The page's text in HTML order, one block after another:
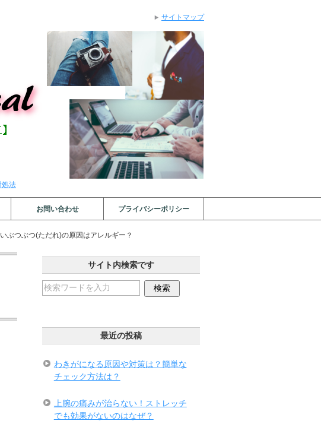
処法
お問い合わせ プライバシーポリシー
ぶつぶつ(ただれ)の原因はアレルギー？
サイト内検索です
最近の投稿
わきがになる原因や対策は？簡単な
チェック方法は？
上腕の痛みが治らない！ストレッチ
でも効果がないのはなぜ？
サイトマップ